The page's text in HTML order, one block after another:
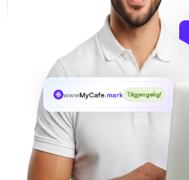
wwwMyCafe.marketsTilgjengelig!